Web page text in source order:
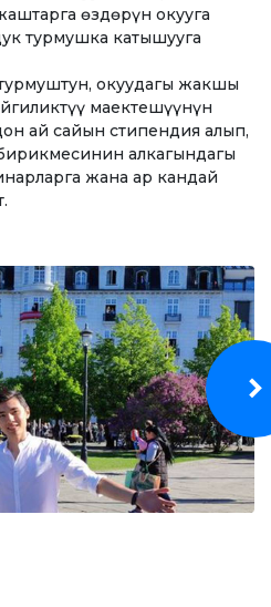
башкаруу
өздөрүн окууга
турмушка катышууга
окуудагы жакшы
маектешүүнүн
ай сайын стипендия алып,
алкагындагы
жана ар кандай